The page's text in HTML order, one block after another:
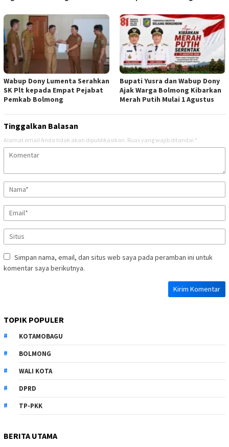
Wabup Dony Lumenta Serahkan
SK Plt kepada Empat Pejabat
Pemkab Bolmong
Bupati Yusra dan Wabup Dony
Ajak Warga Bolmong Kibarkan
Merah Putih Mulai 1 Agustus
Tinggalkan Balasan
Alamat email Anda tidak akan dipublikasikan. Ruas yang wajib ditandai *
Simpan nama, email, dan situs web saya pada peramban ini untuk
komentar saya berikutnya.
TOPIK POPULER
KOTAMOBAGU
BOLMONG
WALI KOTA
DPRD
TP-PKK
BERITA UTAMA